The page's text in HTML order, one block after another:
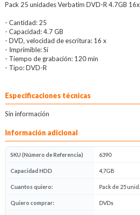
Pack 25 unidades Verbatim DVD-R 4.7GB 16x
- Cantidad: 25
- Capacidad: 4.7 GB
- DVD, velocidad de escritura: 16 x
- Imprimible: Si
- Tiempo de grabación: 120 min
- Tipo: DVD-R
Especificaciones técnicas
Sin información
Información adicional
SKU (Número de Referencia) 6390
Capacidad HDD 4,7GB
Cuantos quiero: Pack de 25 unid.
Quiero comprar: DVDs